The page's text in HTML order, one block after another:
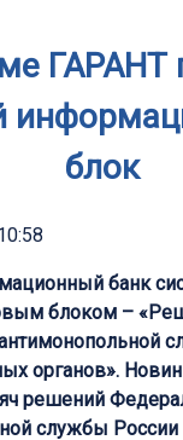
ГАРАНТ
блок
банк
блоком –
органов».
решений
службы России